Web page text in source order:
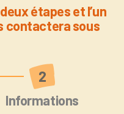
étapes et l’un
contactera sous
Informations